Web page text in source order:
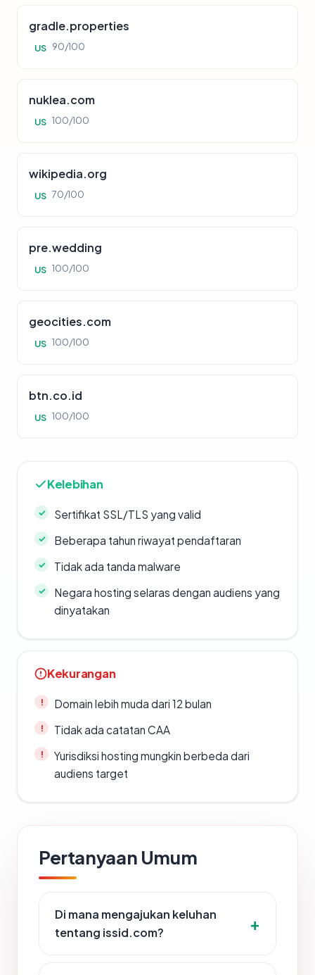
gradle.properties
US 90/100
nuklea.com
US 100/100
wikipedia.org
US 70/100
pre.wedding
US 100/100
geocities.com
US 100/100
btn.co.id
US 100/100
Kelebihan
Sertifikat SSL/TLS yang valid
Beberapa tahun riwayat pendaftaran
Tidak ada tanda malware
Negara hosting selaras dengan audiens yang
dinyatakan
Kekurangan
Domain lebih muda dari 12 bulan
Tidak ada catatan CAA
Yurisdiksi hosting mungkin berbeda dari
audiens target
Pertanyaan Umum
Di mana mengajukan keluhan
tentang issid.com?